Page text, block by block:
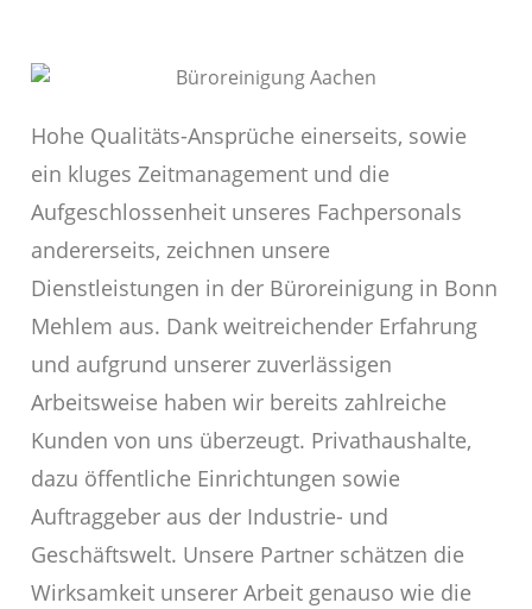
Hohe Qualitäts-Ansprüche einerseits, sowie
ein kluges Zeitmanagement und die
Aufgeschlossenheit unseres Fachpersonals
andererseits, zeichnen unsere
Dienstleistungen in der Büroreinigung in Bonn
Mehlem aus. Dank weitreichender Erfahrung
und aufgrund unserer zuverlässigen
Arbeitsweise haben wir bereits zahlreiche
Kunden von uns überzeugt. Privathaushalte,
dazu öffentliche Einrichtungen sowie
Auftraggeber aus der Industrie- und
Geschäftswelt. Unsere Partner schätzen die
Wirksamkeit unserer Arbeit genauso wie die